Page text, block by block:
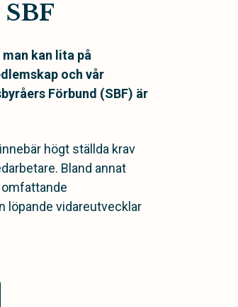
kan lita på
och vår
Förbund (SBF) är
högt ställda krav
Bland annat
löpande vidareutvecklar